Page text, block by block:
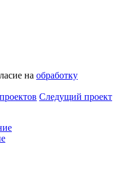
на обработку
Следущий проект